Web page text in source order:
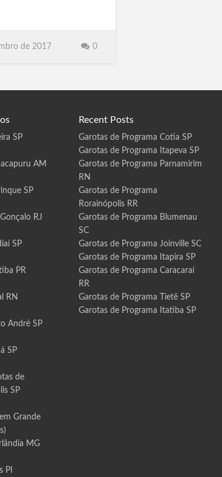
Pedrinhas Paulista,
de 2017 0
SP
AM
SP
RJ
SP
PR
RN
André SP
SP
de
SP
Grande
MG
PI
Recent Posts
Garotas de Programa Cotia SP
Garotas de Programa Itapeva SP
Garotas de Programa Parnamirim
RN
Garotas de Programa
Rorainópolis RR
Garotas de Programa Blumenau
SC
Garotas de Programa Joinville SC
Garotas de Programa Itapira SP
Garotas de Programa Caracaraí
RR
Garotas de Programa Tietê SP
Garotas de Programa Itatiba SP